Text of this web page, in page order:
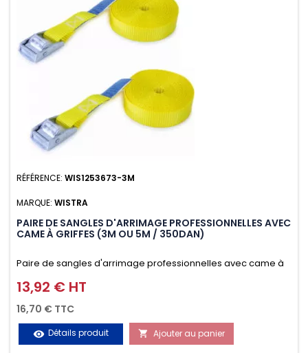
RÉFÉRENCE: WIS1253673-3M
MARQUE: WISTRA
PAIRE DE SANGLES D'ARRIMAGE PROFESSIONNELLES AVEC
CAME À GRIFFES (3M OU 5M / 350DAN)
Paire de sangles d'arrimage professionnelles avec came à
griffes (3M ou 5M / 350daN), simple et rapide d'utilisation.
Permet d'arrimer et de sécuriser vos chargements pendant
le transport. Matière polyester très résistante aux UV et aux
variations de températures, n'absorbe pas l'eau.
Prix
13,92 € HT
16,70 € TTC
visibility Détails produit  Ajouter au panier